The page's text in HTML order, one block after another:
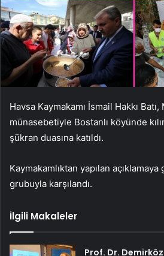
Havsa Kaymakamı İsmail Hakkı Batı,
münasebetiyle Bostanlı köyünde
şükran duasına katıldı.
Kaymakamlıktan yapılan
grubuyla karşılandı.
İlgili Makaleler
Prof. Dr.